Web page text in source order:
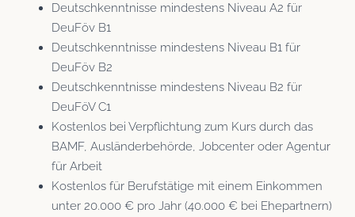
Deutschkenntnisse mindestens Niveau A2 für
DeuFöv B1
Deutschkenntnisse mindestens Niveau B1 für
DeuFöv B2
Deutschkenntnisse mindestens Niveau B2 für
DeuFöV C1
Kostenlos bei Verpflichtung zum Kurs durch das
BAMF, Ausländerbehörde, Jobcenter oder Agentur
für Arbeit
Kostenlos für Berufstätige mit einem Einkommen
unter 20.000 € pro Jahr (40.000 € bei Ehepartnern)